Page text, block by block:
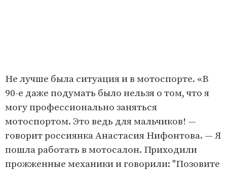
Не лучше была ситуация и в мотоспорте. «В
90-е даже подумать было нельзя о том, что я
могу профессионально заняться
мотоспортом. Это ведь для мальчиков! —
говорит россиянка Анастасия Нифонтова. — Я
пошла работать в мотосалон. Приходили
прожженные механики и говорили: "Позовите